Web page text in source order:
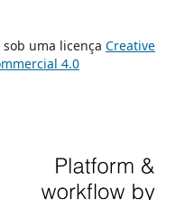
uma licença Creative
4.0